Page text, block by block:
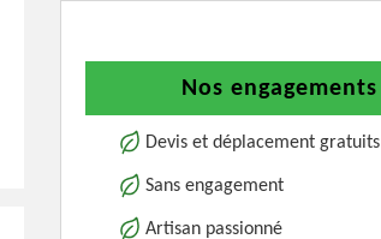
Nos engagements
Devis et déplacement gratuits
Sans engagement
Artisan passionné